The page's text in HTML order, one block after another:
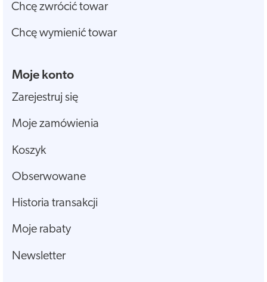
Chcę zwrócić towar
Chcę wymienić towar
Moje konto
Zarejestruj się
Moje zamówienia
Koszyk
Obserwowane
Historia transakcji
Moje rabaty
Newsletter